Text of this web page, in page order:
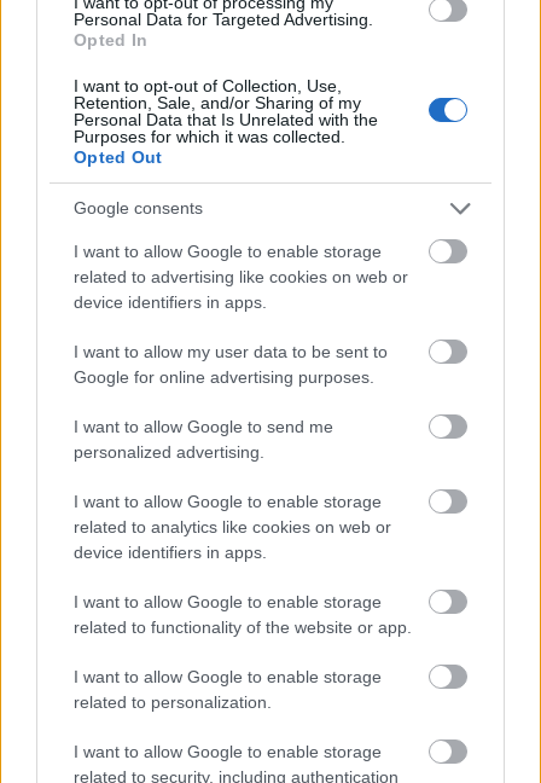
Personal Data for Targeted Advertising.
Opted In
I want to opt-out of Collection, Use,
Retention, Sale, and/or Sharing of my
Personal Data that Is Unrelated with the
Purposes for which it was collected.
Opted Out
Google consents
I want to allow Google to enable storage
related to advertising like cookies on web or
device identifiers in apps.
I want to allow my user data to be sent to
Google for online advertising purposes.
I want to allow Google to send me
personalized advertising.
I want to allow Google to enable storage
related to analytics like cookies on web or
device identifiers in apps.
I want to allow Google to enable storage
related to functionality of the website or app.
I want to allow Google to enable storage
related to personalization.
I want to allow Google to enable storage
related to security, including authentication
lehetőséget megteremtjük. Olyan világot élünk, ahol
a struktúra, lobbizás szavakat élvezettel használják
művészek. Ezt nem értem, hiszen más a dolgunk.
Ugyanakkor a menedzsment fontos részévé vált a
munkának, illetve az is sokat számít, hogy a
mindenkori politikai kultúra mennyire értékeli a
független színházakat. Míg más országokban
reprezentálnak velük, nálunk erről szó sincs. Mi sem
megyünk eleget külföldre, pedig jó lenne. Nem azért,
hogy utazgassunk, hanem hogy teszteljük, mennyire
hat az, amit csinálunk, mennyire érti a külföldi néző,
Kérdés, az is, mennyire fontos itthon, hogy
megmutassuk azt, amink van.
- Neked most Hamlet szereped is van. Mivel kellett
megbirkóznod? Miért vállaltad?
Horváth Csaba:Mert egy nagyszerű rendező kért
fel. Hülyeség lett volna nemet mondani, ellentétben
a megjelenő kritikákkal, amelyek nem feltétlenül
dícsérték az alakításomat. Ettől függetlenül nem
bánom. A rendező elképzelésébe illett, hogy nem
vagyok színész, egyszóval illettem. Nehézséget a
rengeteg szöveg megtanulása jelentett, viszont
nagyon szép munka volt.
- Hogy mos át a szerep, az hogy, Shakespeare szöveget
mondasz?